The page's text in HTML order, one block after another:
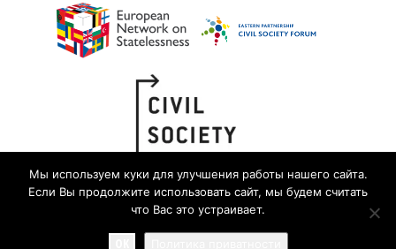
Мы используем куки для улучшения работы нашего сайта.
Если Вы продолжите использовать сайт, мы будем считать
что Вас это устраивает.